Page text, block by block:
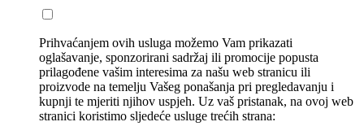
Prihvaćanjem ovih usluga možemo Vam prikazati
oglašavanje, sponzorirani sadržaj ili promocije popusta
prilagođene vašim interesima za našu web stranicu ili
proizvode na temelju Vašeg ponašanja pri pregledavanju i
kupnji te mjeriti njihov uspjeh. Uz vaš pristanak, na ovoj web
stranici koristimo sljedeće usluge trećih strana: